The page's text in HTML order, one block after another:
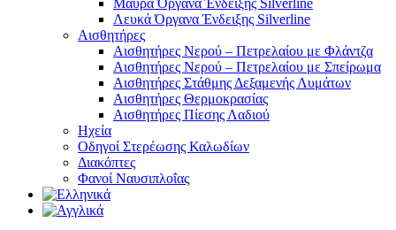
Μαύρα Όργανα Ένδειξης Silverline
Λευκά Όργανα Ένδειξης Silverline
Αισθητήρες
Αισθητήρες Νερού – Πετρελαίου με Φλάντζα
Αισθητήρες Νερού – Πετρελαίου με Σπείρωμα
Αισθητήρες Στάθμης Δεξαμενής Λυμάτων
Αισθητήρες Θερμοκρασίας
Αισθητήρες Πίεσης Λαδιού
Ηχεία
Οδηγοί Στερέωσης Καλωδίων
Διακόπτες
Φανοί Ναυσιπλοΐας